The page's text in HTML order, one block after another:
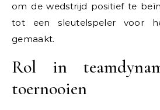
om de wedstrijd positief te
tot een sleutelspeler voor
gemaakt.
Rol in
toernooien